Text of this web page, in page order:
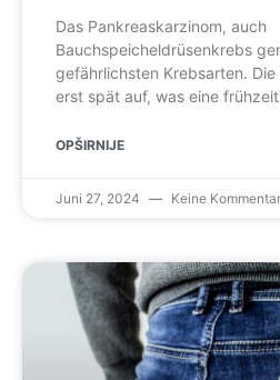
Das Pankreaskarzinom, auch
Bauchspeicheldrüsenkrebs
gefährlichsten Krebsarten.
erst spät auf, was eine
OPŠIRNIJE
Juni 27, 2024 Keine